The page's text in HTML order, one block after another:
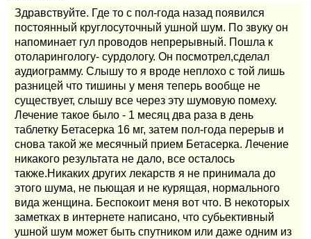
Здравствуйте. Где то с пол-года назад появился
постоянный круглосуточный ушной шум. По звуку он
напоминает гул проводов непрерывный. Пошла к
отоларингологу- сурдологу. Он посмотрел,сделал
аудиограмму. Слышу то я вроде неплохо с той лишь
разницей что тишины у меня теперь вообще не
существует, слышу все через эту шумовую помеху.
Лечение такое было - 1 месяц два раза в день
таблетку Бетасерка 16 мг, затем пол-года перерыв и
снова такой же месячный прием Бетасерка. Лечение
никакого результата не дало, все осталось
также.Никаких других лекарств я не принимала до
этого шума, не пьющая и не курящая, нормального
вида женщина. Беспокоит меня вот что. В некоторых
заметках в интернете написано, что субьективный
ушной шум может быть спутником или даже одним из